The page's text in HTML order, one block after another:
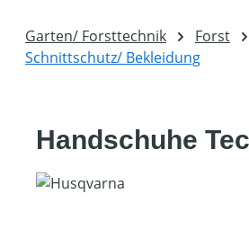
Garten/ Forsttechnik
Forst
Schnittschutz/ Bekleidung
Handschuhe